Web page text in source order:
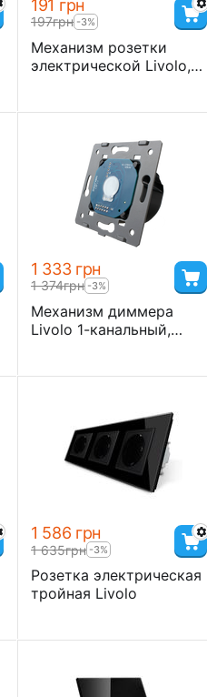
‍191‍ грн
‍197‍грн -3%
Механизм розетки
электрической Livolo,
1 333 грн
1 374грн -3%
Механизм диммера
Livolo 1-канальный,
1 586 грн
1 635грн -3%
Розетка электрическая
тройная Livolo